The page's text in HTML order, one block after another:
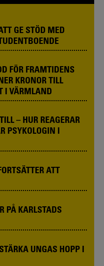
GE STÖD MED
FÖR FRAMTIDENS
KRONOR TILL
I VÄRMLAND
– HUR REAGERAR
PSYKOLOGIN I
ATT
PÅ KARLSTADS
UNGAS HOPP I